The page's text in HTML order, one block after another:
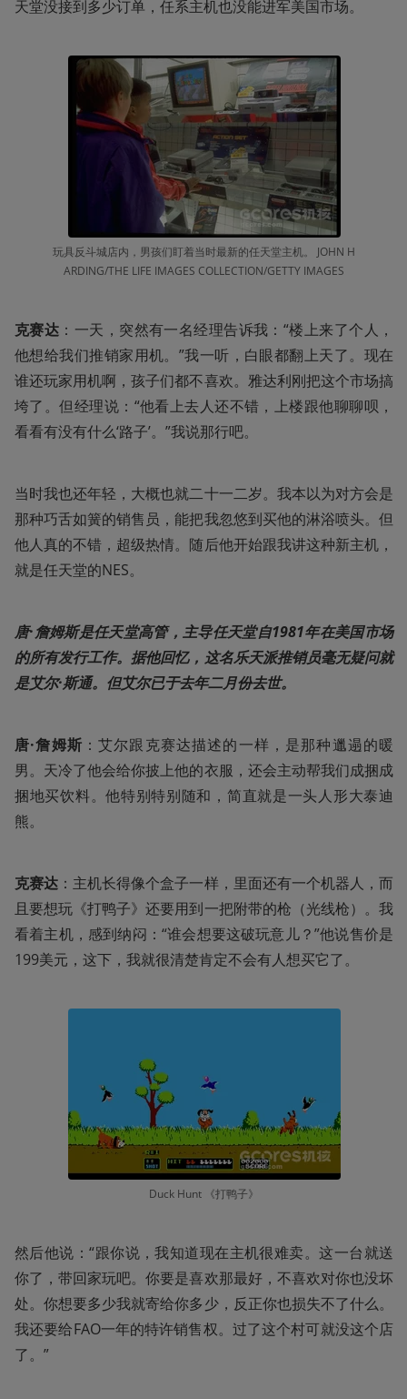
天堂没接到多少订单，任系主机也没能进军美国市场。
玩具反斗城店内，男孩们盯着当时最新的任天堂主机。 JOHN H
ARDING/THE LIFE IMAGES COLLECTION/GETTY IMAGES
克赛达 ：一天，突然有一名经理告诉我：“楼上来了个人，
他想给我们推销家用机。”我一听，白眼都翻上天了。现在
谁还玩家用机啊，孩子们都不喜欢。雅达利刚把这个市场搞
垮了。但经理说：“他看上去人还不错，上楼跟他聊聊呗，
看看有没有什么‘路子’。”我说那行吧。
当时我也还年轻，大概也就二十一二岁。我本以为对方会是
那种巧舌如簧的销售员，能把我忽悠到买他的淋浴喷头。但
他人真的不错，超级热情。随后他开始跟我讲这种新主机，
就是任天堂的NES。
唐·詹姆斯是任天堂高管，主导任天堂自1981年在美国市场
的所有发行工作。据他回忆，这名乐天派推销员毫无疑问就
是艾尔·斯通。但艾尔已于去年二月份去世。
唐·詹姆斯 ：艾尔跟克赛达描述的一样，是那种邋遢的暖
男。天冷了他会给你披上他的衣服，还会主动帮我们成捆成
捆地买饮料。他特别特别随和，简直就是一头人形大泰迪
熊。
克赛达 ：主机长得像个盒子一样，里面还有一个机器人，而
且要想玩《打鸭子》还要用到一把附带的枪（光线枪）。我
看着主机，感到纳闷：“谁会想要这破玩意儿？”他说售价是
199美元，这下，我就很清楚肯定不会有人想买它了。
Duck Hunt 《打鸭子》
然后他说：“跟你说，我知道现在主机很难卖。这一台就送
你了，带回家玩吧。你要是喜欢那最好，不喜欢对你也没坏
处。你想要多少我就寄给你多少，反正你也损失不了什么。
我还要给FAO一年的特许销售权。过了这个村可就没这个店
了。”